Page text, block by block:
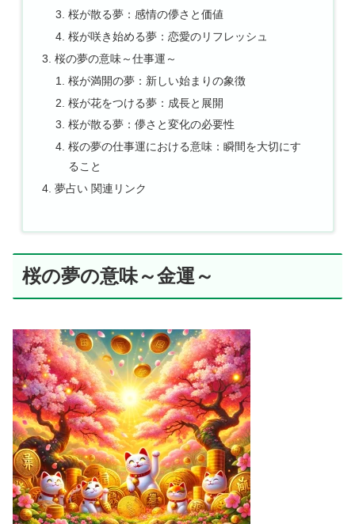
桜が散る夢：感情の儚さと価値
桜が咲き始める夢：恋愛のリフレッシュ
桜の夢の意味～仕事運～
桜が満開の夢：新しい始まりの象徴
桜が花をつける夢：成長と展開
桜が散る夢：儚さと変化の必要性
桜の夢の仕事運における意味：瞬間を大切にす
ること
夢占い 関連リンク
桜の夢の意味～金運～